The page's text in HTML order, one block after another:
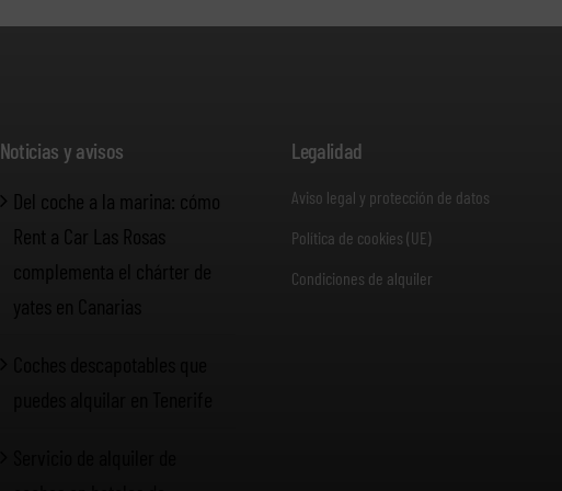
Noticias y avisos
Del coche a la marina: cómo
Rent a Car Las Rosas
complementa el chárter de
Legalidad
Aviso legal y protección de datos
Política de cookies (UE)
Condiciones de alquiler